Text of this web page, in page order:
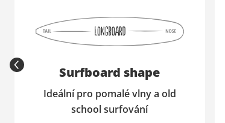
Surfboard shape
Ideální pro pomalé vlny a old
school surfování